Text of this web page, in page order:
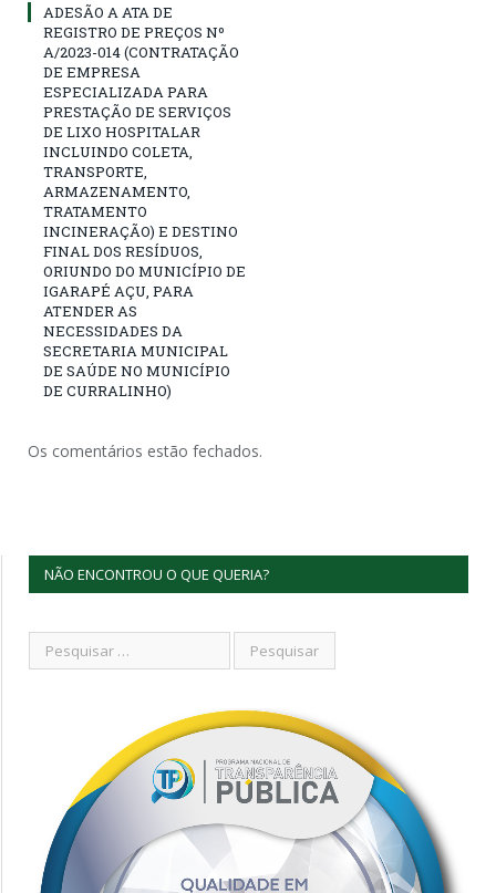
ADESÃO A ATA DE
REGISTRO DE PREÇOS Nº
A/2023-014 (CONTRATAÇÃO
DE EMPRESA
ESPECIALIZADA PARA
PRESTAÇÃO DE SERVIÇOS
DE LIXO HOSPITALAR
INCLUINDO COLETA,
TRANSPORTE,
ARMAZENAMENTO,
TRATAMENTO
INCINERAÇÃO) E DESTINO
FINAL DOS RESÍDUOS,
ORIUNDO DO MUNICÍPIO DE
IGARAPÉ AÇU, PARA
ATENDER AS
NECESSIDADES DA
SECRETARIA MUNICIPAL
DE SAÚDE NO MUNICÍPIO
DE CURRALINHO)
Os comentários estão fechados.
NÃO ENCONTROU O QUE QUERIA?